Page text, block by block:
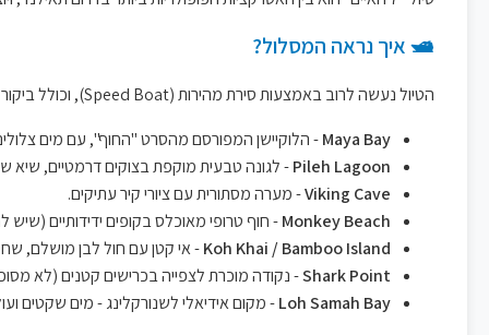
🛥️ איך נראה המסלול?
הטיול נעשה לרוב באמצעות סירת מהירות (Speed Boat), וכולל ביקור בכמה מהאיים והחופים הידועים ביותר באזור. אלה המקומות המרכזיים בטיול:
Maya Bay- הלוקיישן המפורסם מהסרט "החוף", עם מים
Pileh Lagoon- לגונה טבעית מוקפת בצוקים דרמטיים, שיא של
Viking Cave- מערה מסתורית עם ציורי קיר עתיקים.
Monkey Beach- חוף טרופי מאוכלס בקופים ידידותיים
Koh Khai / Bamboo Island- אי קטן עם חול לבן מושלם,
Shark Point- נקודה מוכרת לצפייה בכרישים קטנים (לא
Loh Samah Bay- מקום אידיאלי לשנורקלינג - מים שקטים